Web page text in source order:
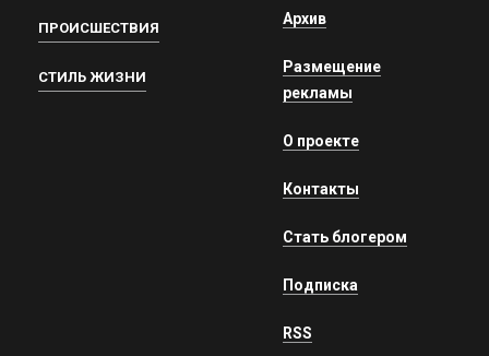
ПРОИСШЕСТВИЯ
СТИЛЬ ЖИЗНИ
Архив
Размещение
рекламы
О проекте
Контакты
Стать блогером
Подписка
RSS